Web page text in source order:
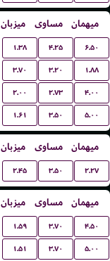
میزبان مساوی میهمان
۱.۳۸ ۴.۲۵ ۶.۵۰
۳.۷۰ ۳.۲۰ ۱.۸۸
۲.۰۰ ۲.۷۳ ۴.۰۰
۱.۶۱ ۳.۵۰ ۵.۰۰
میزبان مساوی میهمان
۲.۴۵ ۳.۵۰ ۲.۲۷
میزبان مساوی میهمان
۱.۵۹ ۳.۷۰ ۴.۵۰
۱.۵۱ ۳.۷۰ ۵.۰۰